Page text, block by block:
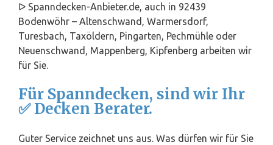
ᐅ Spanndecken-Anbieter.de, auch in 92439
Bodenwöhr – Altenschwand, Warmersdorf,
Turesbach, Taxöldern, Pingarten, Pechmühle oder
Neuenschwand, Mappenberg, Kipfenberg arbeiten wir
für Sie.
Für Spanndecken, sind wir Ihr
✅ Decken Berater.
Guter Service zeichnet uns aus. Was dürfen wir für Sie